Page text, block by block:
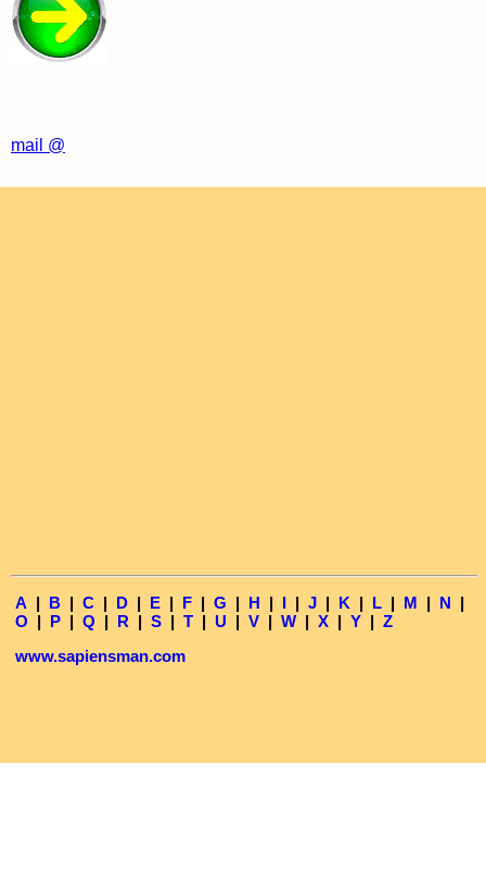
mail @
A | B | C | D | E | F | G | H | I | J | K | L | M | N |
O | P | Q | R | S | T | U | V | W | X | Y | Z
www.sapiensman.com